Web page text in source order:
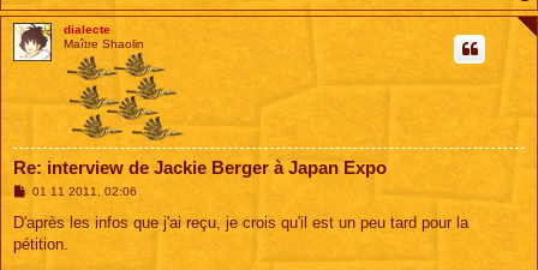
dialecte
Maître Shaolin
Re: interview de Jackie Berger à Japan Expo
M
s
a
01 11 2011, 02:06
D'après les infos que j'ai reçu, je crois qu'il est un peu tard pour la
pétition.